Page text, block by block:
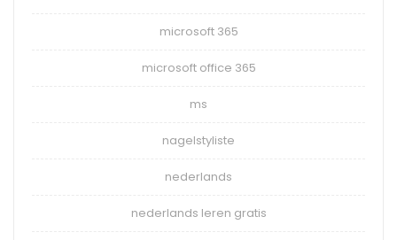
microsoft 365
microsoft office 365
ms
nagelstyliste
nederlands
nederlands leren gratis